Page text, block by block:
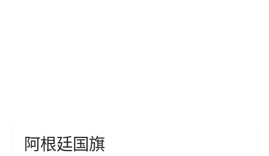
阿根廷国旗